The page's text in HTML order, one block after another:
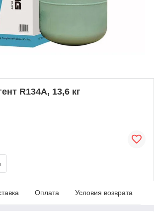
R134А, 13,6 кг
Оплата Условия возврата